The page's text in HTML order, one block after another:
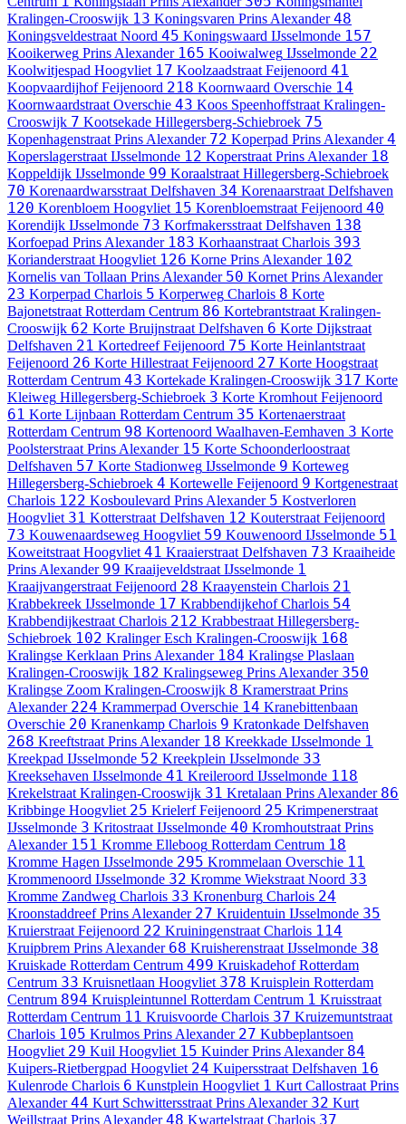
Kralingen-Crooswijk 13 Koningsvaren Prins Alexander 48
Koningsveldestraat Noord 45 Koningswaard IJsselmonde 157
Kooikerweg Prins Alexander 165 Kooiwalweg IJsselmonde 22
Koolwitjespad Hoogvliet 17 Koolzaadstraat Feijenoord 41
Koopvaardijhof Feijenoord 218 Koornwaard Overschie 14
Koornwaardstraat Overschie 43 Koos Speenhoffstraat Kralingen-
Crooswijk 7 Kootsekade Hillegersberg-Schiebroek 75
Kopenhagenstraat Prins Alexander 72 Koperpad Prins Alexander 4
Koperslagerstraat IJsselmonde 12 Koperstraat Prins Alexander 18
Koppeldijk IJsselmonde 99 Koraalstraat Hillegersberg-Schiebroek
70 Korenaardwarsstraat Delfshaven 34 Korenaarstraat Delfshaven
120 Korenbloem Hoogvliet 15 Korenbloemstraat Feijenoord 40
Korendijk IJsselmonde 73 Korfmakersstraat Delfshaven 138
Korfoepad Prins Alexander 183 Korhaanstraat Charlois 393
Korianderstraat Hoogvliet 126 Korne Prins Alexander 102
Kornelis van Tollaan Prins Alexander 50 Kornet Prins Alexander
23 Korperpad Charlois 5 Korperweg Charlois 8 Korte
Bajonetstraat Rotterdam Centrum 86 Kortebrantstraat Kralingen-
Crooswijk 62 Korte Bruijnstraat Delfshaven 6 Korte Dijkstraat
Delfshaven 21 Kortedreef Feijenoord 75 Korte Heinlantstraat
Feijenoord 26 Korte Hillestraat Feijenoord 27 Korte Hoogstraat
Rotterdam Centrum 43 Kortekade Kralingen-Crooswijk 317 Korte
Kleiweg Hillegersberg-Schiebroek 3 Korte Kromhout Feijenoord
61 Korte Lijnbaan Rotterdam Centrum 35 Kortenaerstraat
Rotterdam Centrum 98 Kortenoord Waalhaven-Eemhaven 3 Korte
Poolsterstraat Prins Alexander 15 Korte Schoonderloostraat
Delfshaven 57 Korte Stadionweg IJsselmonde 9 Korteweg
Hillegersberg-Schiebroek 4 Kortewelle Feijenoord 9 Kortgenestraat
Charlois 122 Kosboulevard Prins Alexander 5 Kostverloren
Hoogvliet 31 Kotterstraat Delfshaven 12 Kouterstraat Feijenoord
73 Kouwenaardseweg Hoogvliet 59 Kouwenoord IJsselmonde 51
Koweitstraat Hoogvliet 41 Kraaierstraat Delfshaven 73 Kraaiheide
Prins Alexander 99 Kraaijeveldstraat IJsselmonde 1
Kraaijvangerstraat Feijenoord 28 Kraayenstein Charlois 21
Krabbekreek IJsselmonde 17 Krabbendijkehof Charlois 54
Krabbendijkestraat Charlois 212 Krabbestraat Hillegersberg-
Schiebroek 102 Kralinger Esch Kralingen-Crooswijk 168
Kralingse Kerklaan Prins Alexander 184 Kralingse Plaslaan
Kralingen-Crooswijk 182 Kralingseweg Prins Alexander 350
Kralingse Zoom Kralingen-Crooswijk 8 Kramerstraat Prins
Alexander 224 Krammerpad Overschie 14 Kranebittenbaan
Overschie 20 Kranenkamp Charlois 9 Kratonkade Delfshaven
268 Kreeftstraat Prins Alexander 18 Kreekkade IJsselmonde 1
Kreekpad IJsselmonde 52 Kreekplein IJsselmonde 33
Kreeksehaven IJsselmonde 41 Kreileroord IJsselmonde 118
Krekelstraat Kralingen-Crooswijk 31 Kretalaan Prins Alexander 86
Kribbinge Hoogvliet 25 Krielerf Feijenoord 25 Krimpenerstraat
IJsselmonde 3 Kritostraat IJsselmonde 40 Kromhoutstraat Prins
Alexander 151 Kromme Elleboog Rotterdam Centrum 18
Kromme Hagen IJsselmonde 295 Krommelaan Overschie 11
Krommenoord IJsselmonde 32 Kromme Wiekstraat Noord 33
Kromme Zandweg Charlois 33 Kronenburg Charlois 24
Kroonstaddreef Prins Alexander 27 Kruidentuin IJsselmonde 35
Kruierstraat Feijenoord 22 Kruiningenstraat Charlois 114
Kruipbrem Prins Alexander 68 Kruisherenstraat IJsselmonde 38
Kruiskade Rotterdam Centrum 499 Kruiskadehof Rotterdam
Centrum 33 Kruisnetlaan Hoogvliet 378 Kruisplein Rotterdam
Centrum 894 Kruispleintunnel Rotterdam Centrum 1 Kruisstraat
Rotterdam Centrum 11 Kruisvoorde Charlois 37 Kruizemuntstraat
Charlois 105 Krulmos Prins Alexander 27 Kubbeplantsoen
Hoogvliet 29 Kuil Hoogvliet 15 Kuinder Prins Alexander 84
Kuipers-Rietbergpad Hoogvliet 24 Kuipersstraat Delfshaven 16
Kulenrode Charlois 6 Kunstplein Hoogvliet 1 Kurt Callostraat Prins
Alexander 44 Kurt Schwittersstraat Prins Alexander 32 Kurt
Weillstraat Prins Alexander 48 Kwartelstraat Charlois 37